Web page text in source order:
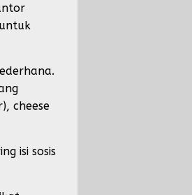
cheese
isi sosis